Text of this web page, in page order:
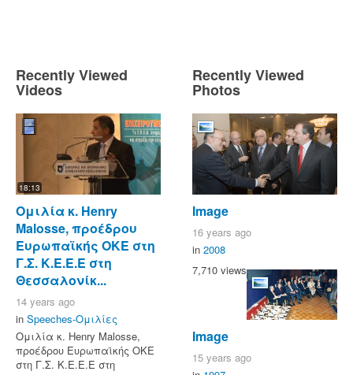
Recently Viewed
Videos
18:13
Ομιλία κ. Henry
Malosse, προέδρου
Ευρωπαϊκής ΟΚΕ στη
Γ.Σ. Κ.Ε.Ε.Ε στη
Θεσσαλονίκ...
14 years ago
in Speeches-Ομιλίες
Ομιλία κ. Henry Malosse,
προέδρου Ευρωπαϊκής ΟΚΕ
στη Γ.Σ. Κ.Ε.Ε.Ε στη
Recently Viewed
Photos
Image
16 years ago
in 2008
7,710 views
Image
15 years ago